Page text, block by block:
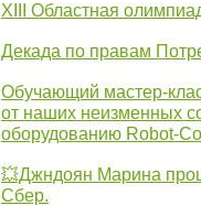
XIII Областная
Декада по правам
Обучающий мастер-
от наших неизменных
оборудованию Robot-
💥Джндоян Марина
Сбер.